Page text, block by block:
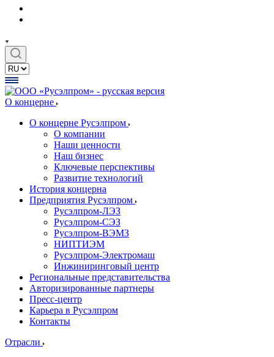
О концерне
О концерне Русэлпром
О компании
Наши ценности
Наш бизнес
Ключевые перспективы
Развитие технологий
История концерна
Предприятия Русэлпром
Русэлпром-ЛЭЗ
Русэлпром-СЭЗ
Русэлпром-ВЭМЗ
НИПТИЭМ
Русэлпром-Электромаш
Инжиниринговый центр
Региональные представительства
Авторизированные партнеры
Пресс-центр
Карьера в Русэлпром
Контакты
Отрасли